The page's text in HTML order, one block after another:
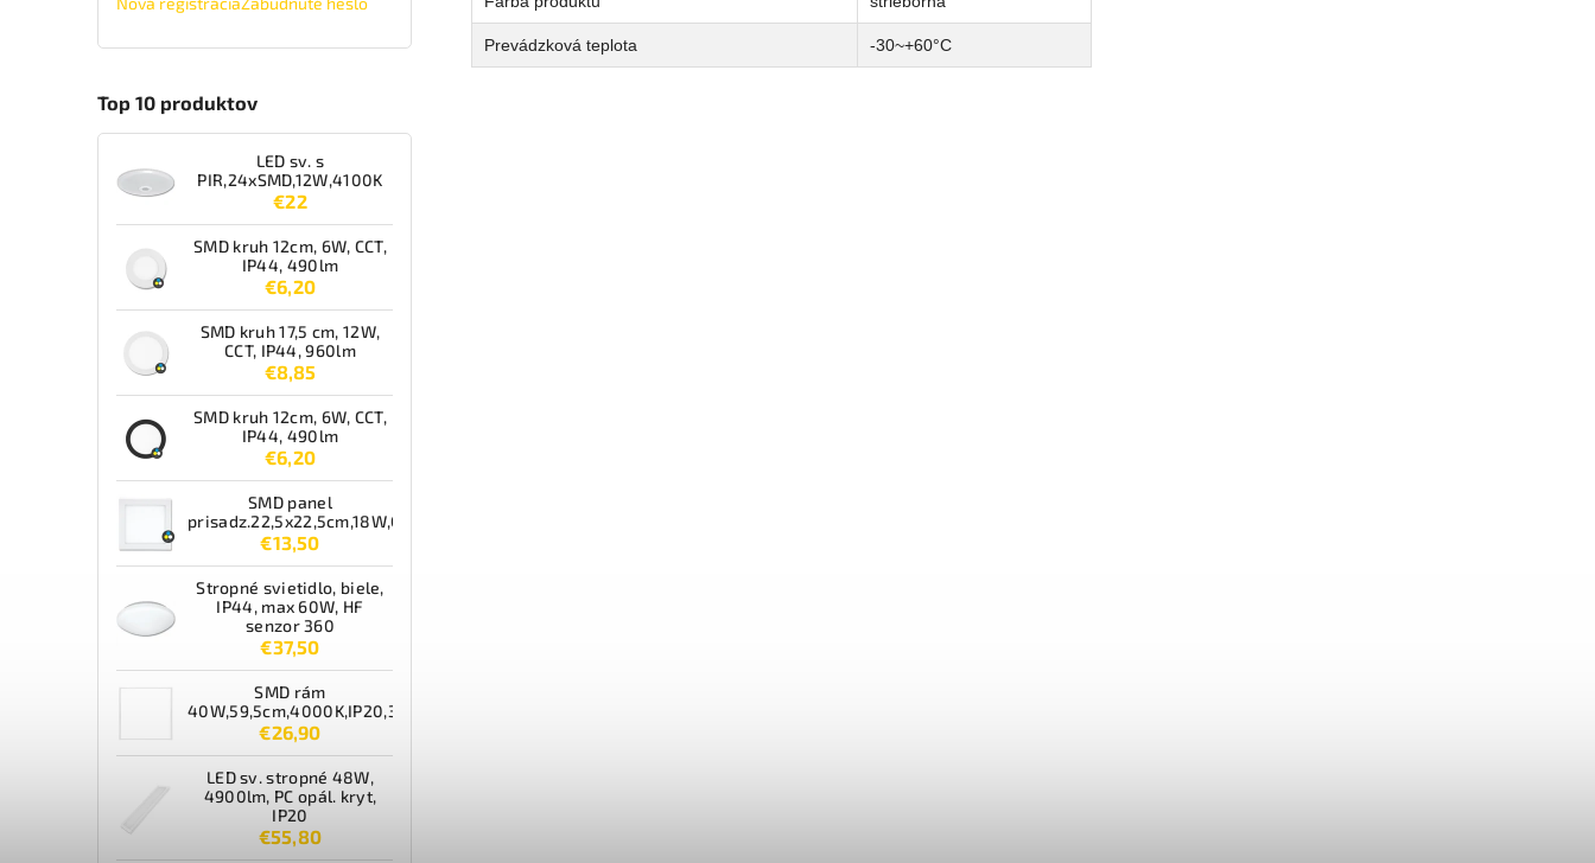
Top 10 produktov
LED sv. s
PIR,24xSMD,12W,4100K
€22
SMD kruh 12cm, 6W, CCT,
IP44, 490lm
€6,20
SMD kruh 17,5 cm, 12W,
CCT, IP44, 960lm
€8,85
SMD kruh 12cm, 6W, CCT,
IP44, 490lm
€6,20
SMD panel
prisadz.22,5x22,5cm,18W,CCT,IP44,1550lm
€13,50
Stropné svietidlo, biele,
IP44, max 60W, HF
senzor 360
€37,50
SMD rám
40W,59,5cm,4000K,IP20,3600lm,biely
€26,90
LED sv. stropné 48W,
4900lm, PC opál. kryt,
IP20
€55,80
Prevádzková teplota -30~+60°C